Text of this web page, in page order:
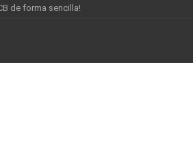
de forma sencilla!